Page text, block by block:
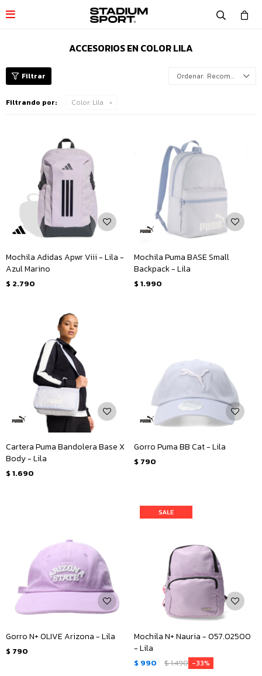

ACCESORIOS EN COLOR LILA
Recomendados
Filtrando por: Color: Lila
Mochila Adidas Apwr Viii - Lila -
Azul Marino
$ 2.790
Mochila Puma BASE Small
Backpack - Lila
$ 1.990
Cartera Puma Bandolera Base X
Body - Lila
$ 1.690
Gorro Puma BB Cat - Lila
$ 790
Gorro N+ OLIVE Arizona - Lila
$ 790
Mochila N+ Nauria - 057.02500
- Lila
$ 990 $1.490 33